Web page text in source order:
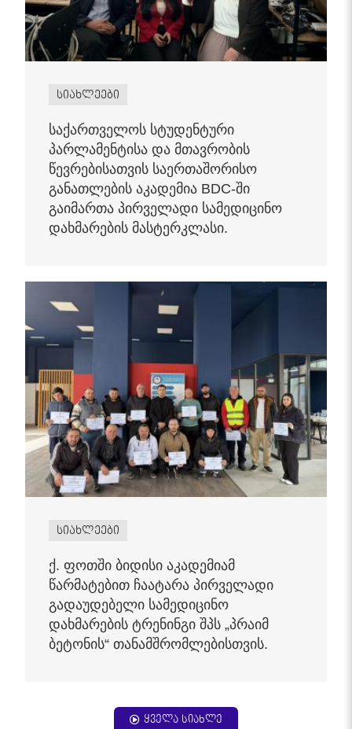
სიახლეები
საქართველოს სტუდენტური
პარლამენტისა და მთავრობის
წევრებისათვის საერთაშორისო
განათლების აკადემია BDC-ში
გაიმართა პირველადი სამედიცინო
დახმარების მასტერკლასი.
სიახლეები
ქ. ფოთში ბიდისი აკადემიამ
წარმატებით ჩაატარა პირველადი
გადაუდებელი სამედიცინო
დახმარების ტრენინგი შპს „პრაიმ
ბეტონის“ თანამშრომლებისთვის.
ყველა სიახლე